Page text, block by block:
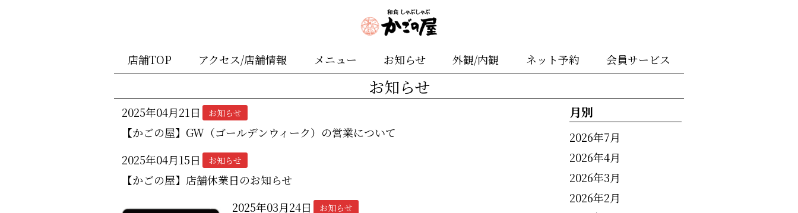
店舗TOP アクセス/店舗情報 メニュー お知らせ 外観/内観 ネット予約 会員サービス
お知らせ
2025年04月21日 お知らせ
【かごの屋】GW（ゴールデンウィーク）の営業について
2025年04月15日
お知らせ
【かごの屋】店舗休業日のお知らせ
2025年03月24日
お知らせ
月別
2026年7月
2026年4月
2026年3月
2026年2月